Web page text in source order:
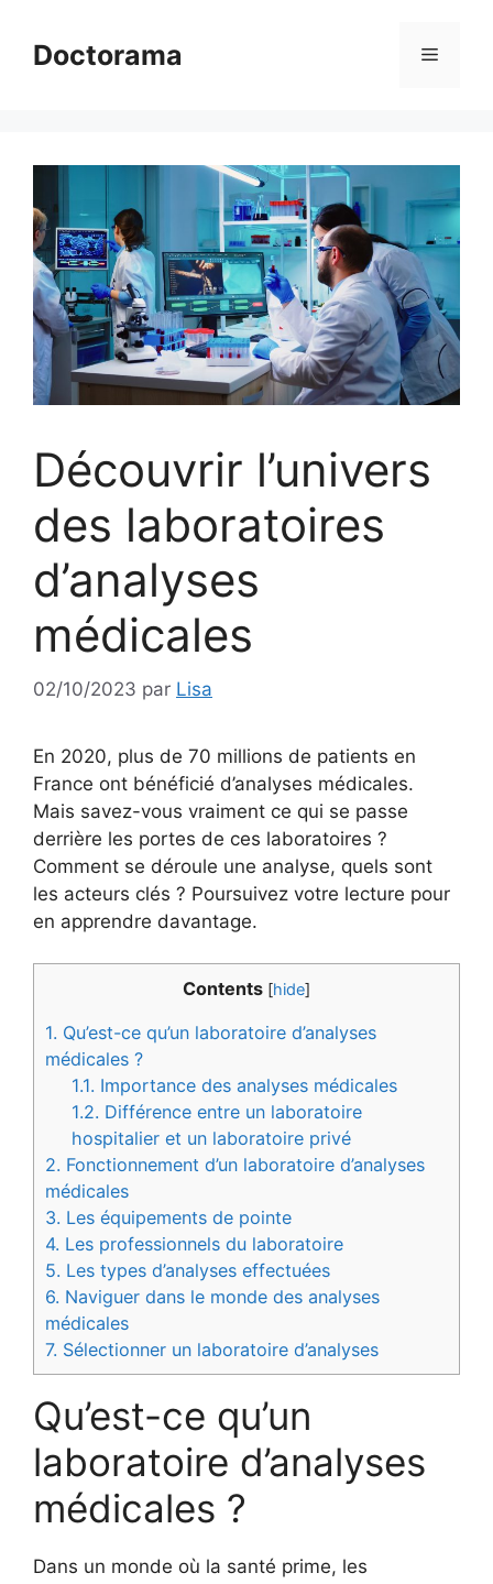
contenuDoctorama Menu
Découvrir l’univers
des laboratoires
d’analyses
médicales
02/10/2023 par Lisa
En 2020, plus de 70 millions de patients en
France ont bénéficié d’analyses médicales.
Mais savez-vous vraiment ce qui se passe
derrière les portes de ces laboratoires ?
Comment se déroule une analyse, quels sont
les acteurs clés ? Poursuivez votre lecture pour
en apprendre davantage.
Contents [hide]
1. Qu’est-ce qu’un laboratoire d’analyses
médicales ?
1.1. Importance des analyses médicales
1.2. Différence entre un laboratoire
hospitalier et un laboratoire privé
2. Fonctionnement d’un laboratoire d’analyses
médicales
3. Les équipements de pointe
4. Les professionnels du laboratoire
5. Les types d’analyses effectuées
6. Naviguer dans le monde des analyses
médicales
7. Sélectionner un laboratoire d’analyses
Qu’est-ce qu’un
laboratoire d’analyses
médicales ?
Dans un monde où la santé prime, les